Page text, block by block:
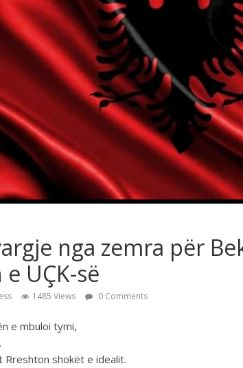
nga zemra për
UÇK-së
1485 Views 0 Comments
e mbuloi tymi,
Rreshton shokët e idealit.